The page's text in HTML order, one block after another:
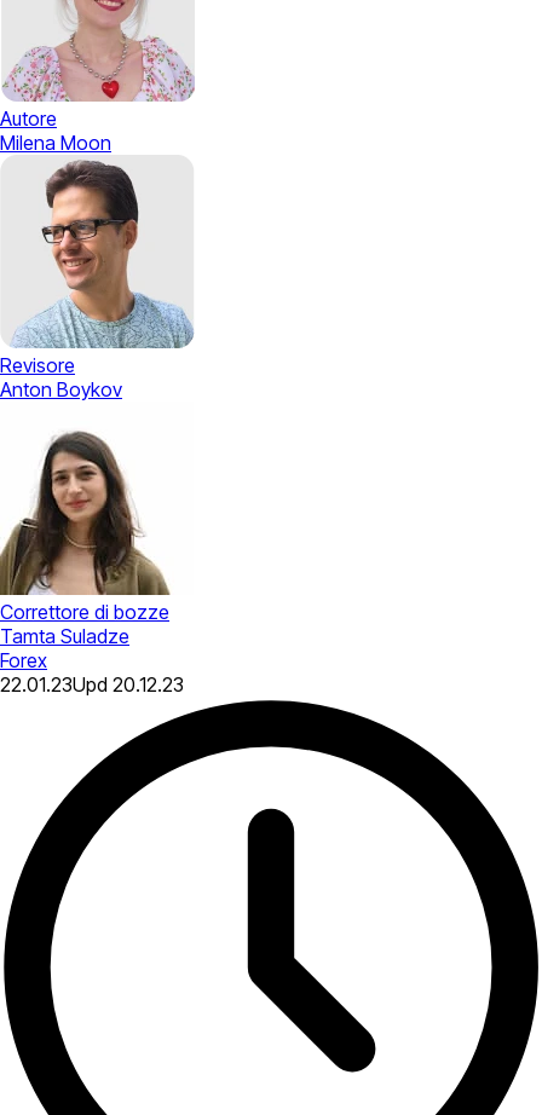
Autore
Milena Moon
Revisore
Anton Boykov
Correttore di bozze
Tamta Suladze
Forex
22.01.23Upd 20.12.23